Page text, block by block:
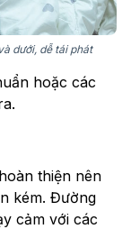
dưới, dễ tái phát
hoặc các
thiện nên
kém. Đường
cảm với các